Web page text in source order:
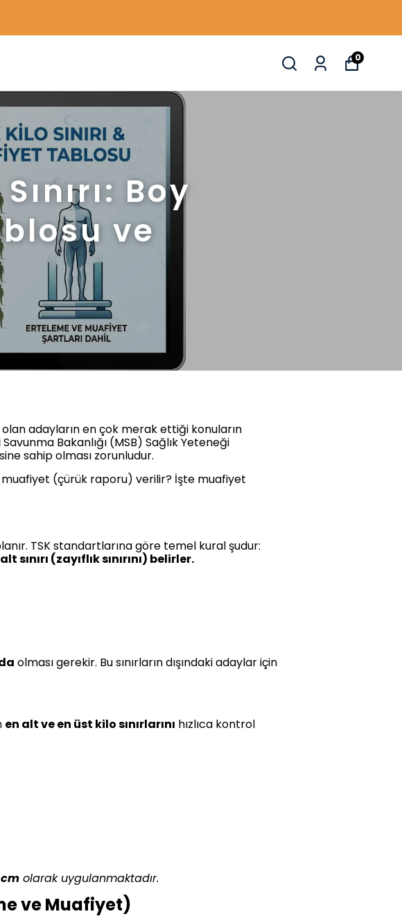
0
Boy
ve
adayların en çok merak ettiği konuların
Bakanlığı (MSB) Sağlık Yeteneği
sahip olması zorunludur.
(çürük raporu) verilir? İşte muafiyet
TSK standartlarına göre temel kural şudur:
(zayıflık sınırını) belirler.
olması gerekir. Bu sınırların dışındaki adaylar için
en alt ve en üst kilo sınırlarını hızlıca kontrol
cm olarak uygulanmaktadır.
ve Muafiyet)